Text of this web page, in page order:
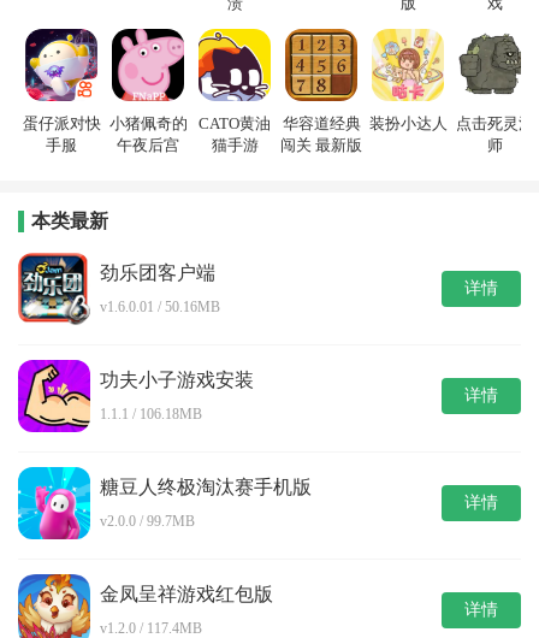
蛋仔派对快
手服
小猪佩奇的
午夜后宫
CATO黄油
猫手游
华容道经典
闯关 最新版
装扮小达人
点击死灵法
师
本类最新
劲乐团客户端
v1.6.0.01 / 50.16MB
详情
功夫小子游戏安装
1.1.1 / 106.18MB
详情
糖豆人终极淘汰赛手机版
v2.0.0 / 99.7MB
详情
金凤呈祥游戏红包版
v1.2.0 / 117.4MB
详情